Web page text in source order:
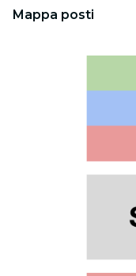
Mappa posti